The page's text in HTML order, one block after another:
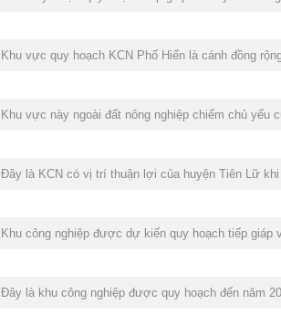
Khu vực quy hoạch KCN Phố Hiến là cánh đồng
Khu vực này ngoài đất nông nghiệp chiếm chủ yếu
Đây là KCN có vị trí thuận lợi của huyện Tiên Lữ
Khu công nghiệp được dự kiến quy hoạch tiếp giáp
Đây là khu công nghiệp được quy hoạch đến năm